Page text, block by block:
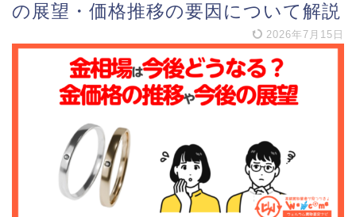
の展望・価格推移の要因について解説
2026年7月15日